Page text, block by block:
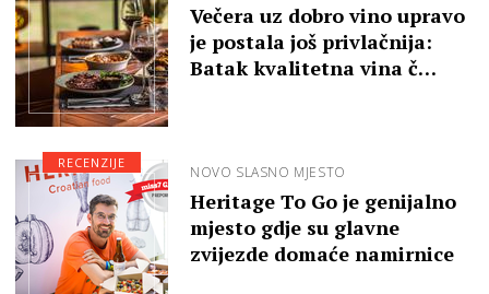
Večera uz dobro vino upravo
je postala još privlačnija:
Batak kvalitetna vina č…
NOVO SLASNO MJESTO
Heritage To Go je genijalno
mjesto gdje su glavne
zvijezde domaće namirnice
RECENZIJE